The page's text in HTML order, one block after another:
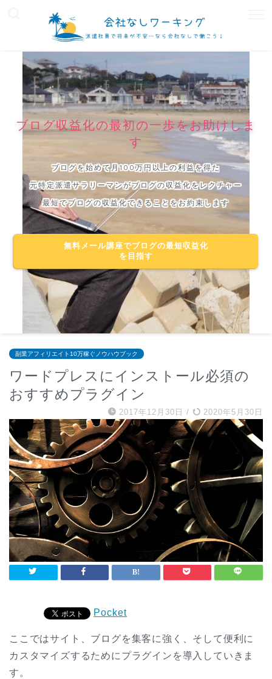
ブログ収益化の最初の一歩をお助けしま
す
ブログを始めて月100万円以上の利益を得た
元特定派遣サラリーマンがブログの収益化をレクチャー
最短でブログの収益化できることをお約束します
無料メール講座でブログの最短収益化
を目指す
副業アフィリエイト10万稼ぐノウハウブック
ワードプレスにインストール必須の
おすすめプラグイン
2017年12月30日 / 2020年5月30日
Pocket
ここではサイト、ブログを集客に強く、そして便利に
カスタマイズするためにプラグインを導入していきま
す。